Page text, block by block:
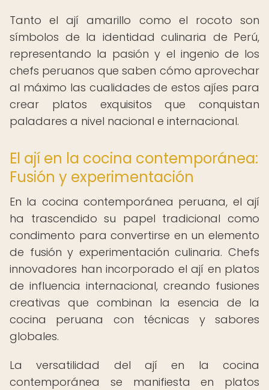
Tanto el ají amarillo como el rocoto son
símbolos de la identidad culinaria de Perú,
representando la pasión y el ingenio de los
chefs peruanos que saben cómo aprovechar
al máximo las cualidades de estos ajíes para
crear platos exquisitos que conquistan
paladares a nivel nacional e internacional.
El ají en la cocina contemporánea:
Fusión y experimentación
En la cocina contemporánea peruana, el ají
ha trascendido su papel tradicional como
condimento para convertirse en un elemento
de fusión y experimentación culinaria. Chefs
innovadores han incorporado el ají en platos
de influencia internacional, creando fusiones
creativas que combinan la esencia de la
cocina peruana con técnicas y sabores
globales.
La versatilidad del ají en la cocina
contemporánea se manifiesta en platos